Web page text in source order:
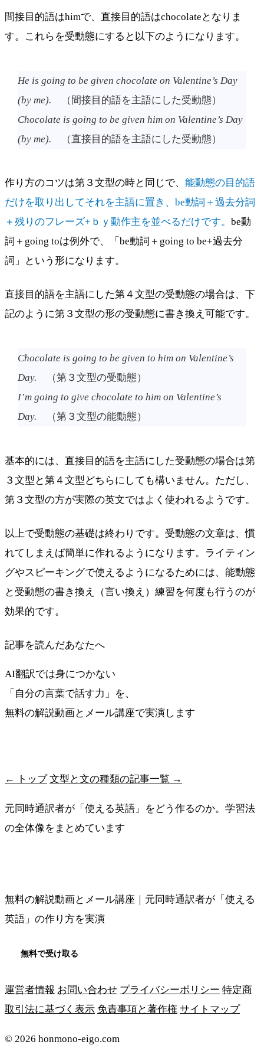
間接目的語はhimで、直接目的語はchocolateとなりま
す。これらを受動態にすると以下のようになります。
He is going to be given chocolate on Valentine’s Day
(by me). （間接目的語を主語にした受動態）
Chocolate is going to be given him on Valentine’s Day
(by me). （直接目的語を主語にした受動態）
作り方のコツは第３文型の時と同じで、 能動態の目的語
だけを取り出してそれを主語に置き、be動詞＋過去分詞
＋残りのフレーズ+ｂｙ動作主を並べるだけです。 be動
詞＋going toは例外で、「be動詞＋going to be+過去分
詞」という形になります。
直接目的語を主語にした第４文型の受動態の場合は、下
記のように第３文型の形の受動態に書き換え可能です。
Chocolate is going to be given to him on Valentine’s
Day. （第３文型の受動態）
I’m going to give chocolate to him on Valentine’s
Day. （第３文型の能動態）
基本的には、直接目的語を主語にした受動態の場合は第
３文型と第４文型どちらにしても構いません。ただし、
第３文型の方が実際の英文ではよく使われるようです。
以上で受動態の基礎は終わりです。受動態の文章は、慣
れてしまえば簡単に作れるようになります。ライティン
グやスピーキングで使えるようになるためには、能動態
と受動態の書き換え（言い換え）練習を何度も行うのが
効果的です。
記事を読んだあなたへ
AI翻訳では身につかない
「自分の言葉で話す力」を、
無料の解説動画とメール講座で実演します
← トップ 文型と文の種類の記事一覧 →
元同時通訳者が「使える英語」をどう作るのか。学習法
の全体像をまとめています
無料の解説動画とメール講座｜元同時通訳者が「使える
英語」の作り方を実演
無料で受け取る
運営者情報 お問い合わせ プライバシーポリシー 特定商
取引法に基づく表示 免責事項と著作権 サイトマップ
© 2026 honmono-eigo.com